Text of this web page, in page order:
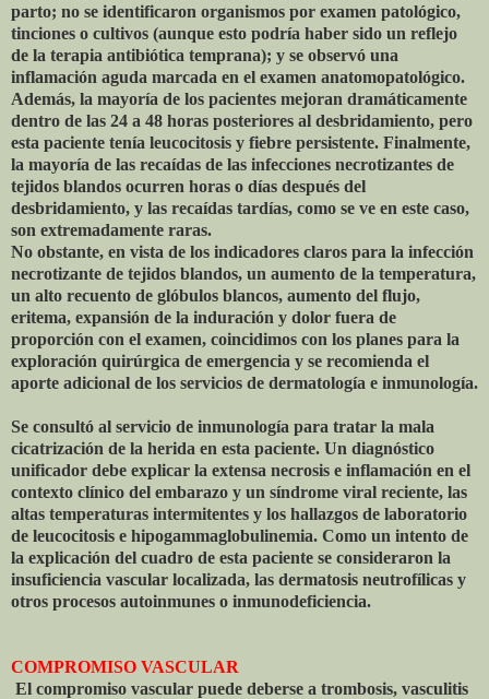
parto; no se identificaron organismos por examen patológico,
tinciones o cultivos (aunque esto podría haber sido un reflejo
de la terapia antibiótica temprana); y se observó una
inflamación aguda marcada en el examen anatomopatológico.
Además, la mayoría de los pacientes mejoran dramáticamente
dentro de las 24 a 48 horas posteriores al desbridamiento, pero
esta paciente tenía leucocitosis y fiebre persistente. Finalmente,
la mayoría de las recaídas de las infecciones necrotizantes de
tejidos blandos ocurren horas o días después del
desbridamiento, y las recaídas tardías, como se ve en este caso,
son extremadamente raras.
No obstante, en vista de los indicadores claros para la infección
necrotizante de tejidos blandos, un aumento de la temperatura,
un alto recuento de glóbulos blancos, aumento del flujo,
eritema, expansión de la induración y dolor fuera de
proporción con el examen, coincidimos con los planes para la
exploración quirúrgica de emergencia y se recomienda el
aporte adicional de los servicios de dermatología e inmunología.
Se consultó al servicio de inmunología para tratar la mala
cicatrización de la herida en esta paciente. Un diagnóstico
unificador debe explicar la extensa necrosis e inflamación en el
contexto clínico del embarazo y un síndrome viral reciente, las
altas temperaturas intermitentes y los hallazgos de laboratorio
de leucocitosis e hipogammaglobulinemia. Como un intento de
la explicación del cuadro de esta paciente se consideraron la
insuficiencia vascular localizada, las dermatosis neutrofílicas y
otros procesos autoinmunes o inmunodeficiencia.
COMPROMISO VASCULAR
El compromiso vascular puede deberse a trombosis, vasculitis